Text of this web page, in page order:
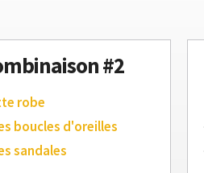
#2
robe
boucles d'oreilles
sandales